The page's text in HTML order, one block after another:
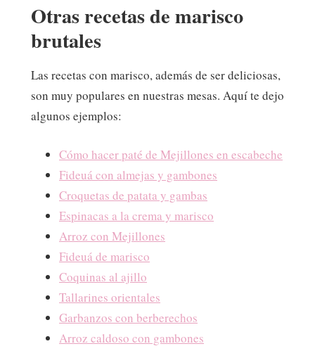
Otras recetas de marisco
brutales
Las recetas con marisco, además de ser deliciosas,
son muy populares en nuestras mesas. Aquí te dejo
algunos ejemplos:
Cómo hacer paté de Mejillones en escabeche
Fideuá con almejas y gambones
Croquetas de patata y gambas
Espinacas a la crema y marisco
Arroz con Mejillones
Fideuá de marisco
Coquinas al ajillo
Tallarines orientales
Garbanzos con berberechos
Arroz caldoso con gambones